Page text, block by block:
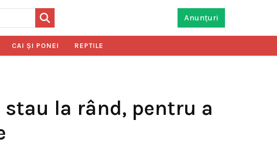
Anunțuri
CAI ŞI PONEI REPTILE
la rând, pentru a